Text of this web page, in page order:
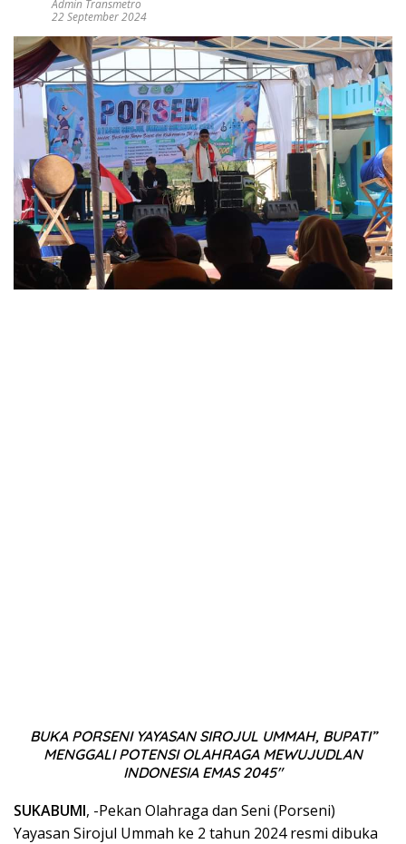
Admin Transmetro
22 September 2024
BUKA PORSENI YAYASAN SIROJUL UMMAH, BUPATI”
MENGGALI POTENSI OLAHRAGA MEWUJUDLAN
INDONESIA EMAS 2045″
SUKABUMI, -Pekan Olahraga dan Seni (Porseni)
Yayasan Sirojul Ummah ke 2 tahun 2024 resmi dibuka